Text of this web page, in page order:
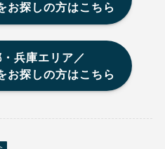
お探しの方はこちら
兵庫エリア／
お探しの方はこちら